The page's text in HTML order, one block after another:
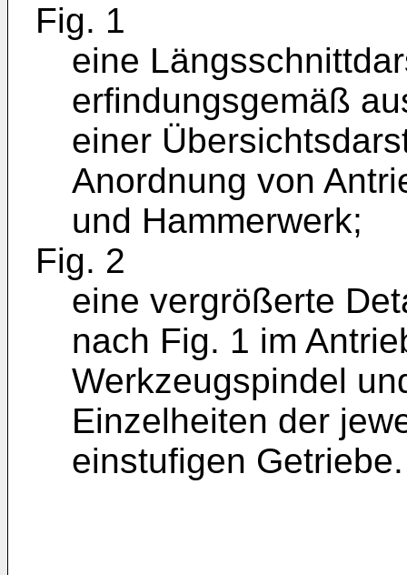
Fig. 1
eine
erfindungsgemäß
einer
Anordnung von
und Hammerwerk;
Fig. 2
eine vergrößerte
nach Fig. 1 im
Werkzeugspindel
Einzelheiten der
einstufigen Getriebe.